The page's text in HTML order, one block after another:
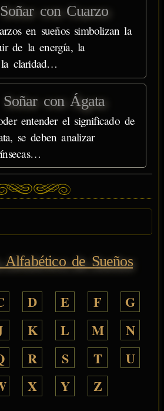
Soñar con Cuarzo
en sueños simbolizan la
de la energía, la
claridad…
Soñar con Ágata
entender el significado de
se deben analizar
de Sueños
D E F
G
K L M
N
R S T
U
X Y Z